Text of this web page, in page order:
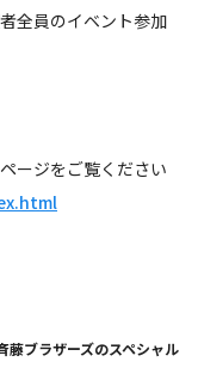
全員のイベント参加
ージをご覧ください
藤ブラザーズのスペシャル